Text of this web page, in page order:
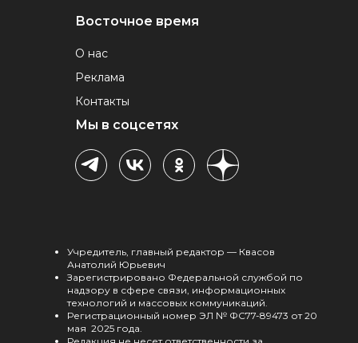
Восточное время
О нас
Реклама
Контакты
Мы в соцсетях
Учредитель, главный редактор — Квасов
Анатолий Юрьевич
Зарегистрировано Федеральной службой по
надзору в сфере связи, информационных
технологий и массовых коммуникаций.
Регистрационный номер ЭЛ № ФС77-89473 от 20
мая 2025 года.